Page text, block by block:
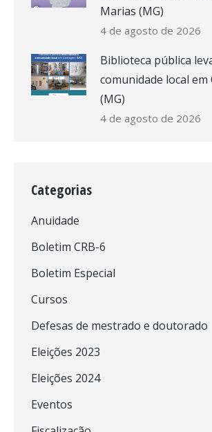
Marias (MG)
4 de agosto de 2026
Biblioteca pública
comunidade local em
(MG)
4 de agosto de 2026
Categorias
Anuidade
Boletim CRB-6
Boletim Especial
Cursos
Defesas de mestrado e doutorado
Eleições 2023
Eleições 2024
Eventos